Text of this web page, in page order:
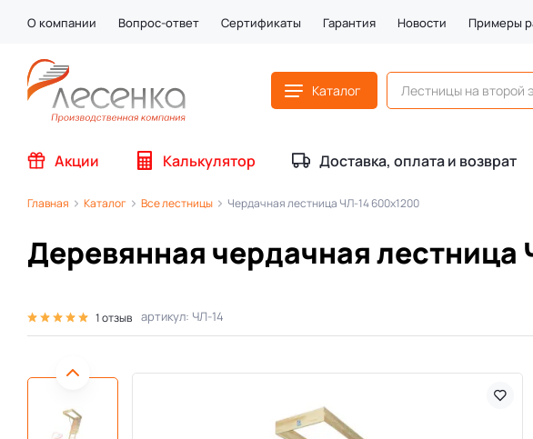
О компании Вопрос-ответ Сертификаты Гарантия Новости Примеры
Каталог
Акции Калькулятор Доставка, оплата и возврат
Главная Каталог Все лестницы Чердачная лестница ЧЛ-14 600х1200
Деревянная чердачная лестница
1 отзыв артикул: ЧЛ-14